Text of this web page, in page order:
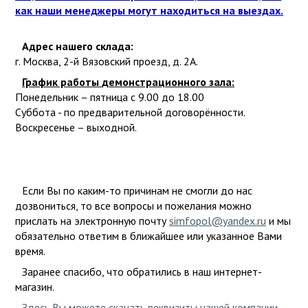
Дача, сад и огород
Каучуковое покрытия
Ламинат
Паркет
Подложка
Виниловый ламинат
Кварц-виниловый ламинат
3D рисунок
ПВХ плитка
под дерево
под камень
Натуральный линолеум
Спортивный
Структурная петля
Розовый
Серый
Синий
Фиолетовый
Черный
Бежевый
Белый
Голубой
Графитовый
Желтый
Зеленый
Комплектующие для ДПК
Опоры для лаг и плитки
Средства для ухода за ДПК
Ступени из ДПК
Террасная доска из ДПК
Угловые и торцевые элементы
Зонты для пляжа и кафе
Шезлонги и лежаки
Товары для сада
Грядки из дпк
Ламинат 33
Ламинат дуб
Ламинат под плитку
как наши менеджеры могут находиться на выездах.
Адрес нашего склада:
г. Москва, 2-й Вязовский проезд, д. 2А.
График работы демонстрационного зала:
Понедельник – пятница с 9.00 до 18.00
Суббота - по предварительной договорённости.
Воскресенье – выходной.
Если Вы по каким-то причинам не смогли до нас
дозвониться, то все вопросы и пожелания можно
прислать на электронную почтуsimfopol@yandex.ru и мы
обязательно ответим в ближайшее или указанное Вами
время.
Заранее спасибо, что обратились в наш интернет-
магазин.